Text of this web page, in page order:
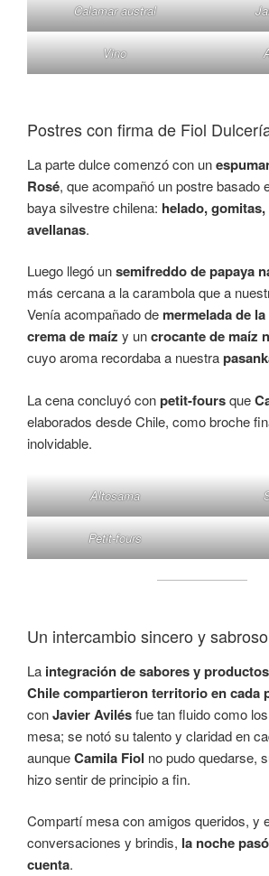
Calamar austral
Vino
Postres con firma de Fiol
La parte dulce comenzó con un
Rosé, que acompañó un postre basado
baya silvestre chilena: helado,
avellanas.
Luego llegó unsemifreddo de papaya
más cercana a la carambola que a
Venía acompañado de mermelada de
crema de maíz y uncrocante de maíz
cuyo aroma recordaba a nuestra
La cena concluyó conpetit-foursque
elaborados desde Chile, como broche
inolvidable.
Altosama
Petit-fours
Un intercambio sincero y sabroso
La integración de sabores y productos
Chile compartieron territorio en cada
conJavier Avilésfue tan fluido como
mesa; se notó su talento y claridad en
aunqueCamila Fiol no pudo quedarse,
hizo sentir de principio a fin.
Compartí mesa con amigos queridos, y
conversaciones y brindis, la noche
cuenta.